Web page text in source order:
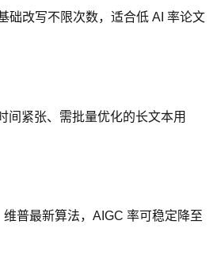
础改写不限次数，适合低 AI 率论文
间紧张、需批量优化的长文本用
普最新算法，AIGC 率可稳定降至